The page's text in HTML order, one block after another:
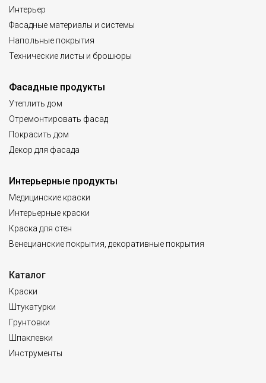
Интерьер
Фасадные материалы и системы
Напольные покрытия
Технические листы и брошюры
Фасадные продукты
Утеплить дом
Отремонтировать фасад
Покрасить дом
Декор для фасада
Интерьерные продукты
Медицинские краски
Интерьерные краски
Краска для стен
Венецианские покрытия, декоративные покрытия
Каталог
Краски
Штукатурки
Грунтовки
Шпаклевки
Инструменты